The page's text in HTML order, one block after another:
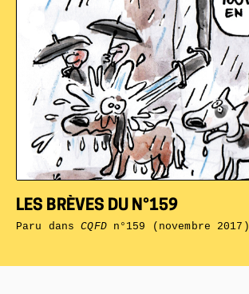
LES BRÈVES DU N°159
Paru dansCQFDn°159 (novembre 2017)